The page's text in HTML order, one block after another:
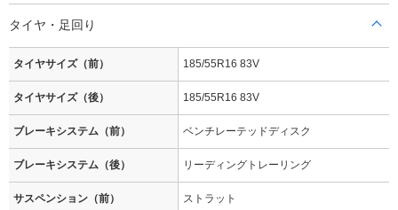
タイヤ・足回り
タイヤサイズ（前） 185/55R16 83V
タイヤサイズ（後） 185/55R16 83V
ブレーキシステム（前） ベンチレーテッドディスク
ブレーキシステム（後） リーディングトレーリング
サスペンション（前） ストラット